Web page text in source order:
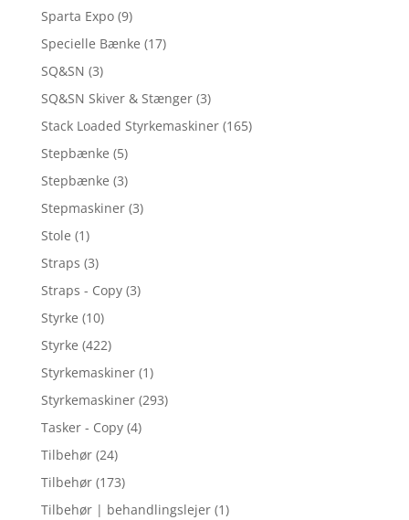
Sparta Expo (9)
Specielle Bænke (17)
SQ&SN (3)
SQ&SN Skiver & Stænger (3)
Stack Loaded Styrkemaskiner (165)
Stepbænke (5)
Stepbænke (3)
Stepmaskiner (3)
Stole (1)
Straps (3)
Straps - Copy (3)
Styrke (10)
Styrke (422)
Styrkemaskiner (1)
Styrkemaskiner (293)
Tasker - Copy (4)
Tilbehør (24)
Tilbehør (173)
Tilbehør | behandlingslejer (1)